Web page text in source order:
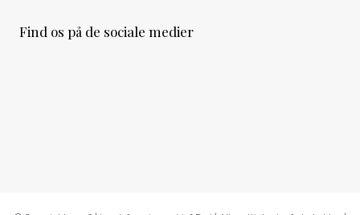
Find os på de sociale medier